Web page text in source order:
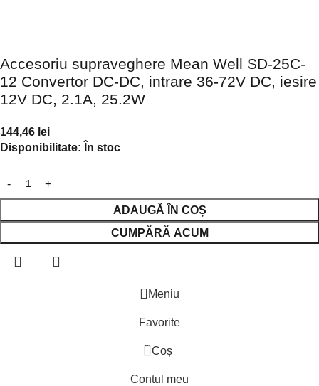
Accesoriu supraveghere Mean Well SD-25C-
12 Convertor DC-DC, intrare 36-72V DC, iesire
12V DC, 2.1A, 25.2W
144,46 lei
Disponibilitate: În stoc
ADAUGĂ ÎN COȘ
CUMPĂRĂ ACUM
Meniu
Favorite
0 Coș
Contul meu